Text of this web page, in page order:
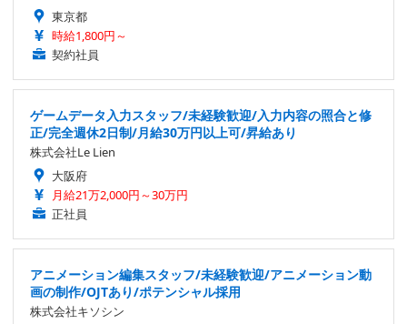
東京都
時給1,800円～
契約社員
ゲームデータ入力スタッフ/未経験歓迎/入力内容の照合と修
正/完全週休2日制/月給30万円以上可/昇給あり
株式会社Le Lien
大阪府
月給21万2,000円～30万円
正社員
アニメーション編集スタッフ/未経験歓迎/アニメーション動
画の制作/OJTあり/ポテンシャル採用
株式会社キソシン